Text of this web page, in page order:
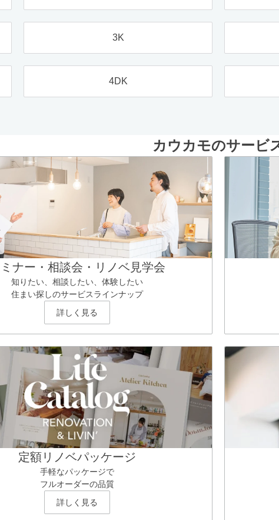
3K
4DK
カウカモのサービ
ナー・相談会・リノベ見学会
知りたい、相談したい、体験したい
住まい探しのサービスラインナップ
詳しく見る
定額リノベパッケージ
手軽なパッケージで
フルオーダーの品質
詳しく見る